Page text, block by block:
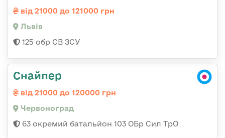
від 21000 до 121000 грн
Львів
125 обр СВ ЗСУ
Снайпер
від 21000 до 120000 грн
Червоноград
63 окремий батальйон 103 ОБр Сил ТрО